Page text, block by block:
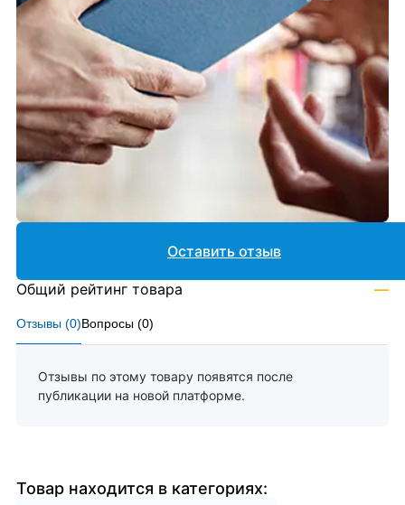
Отзывы (0)Вопросы (0)
Отзывы по этому товару появятся после
публикации на новой платформе.
Оставить отзыв
Общий рейтинг товара —
Товар находится в категориях: